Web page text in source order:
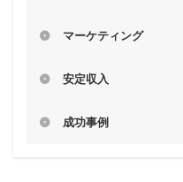
マーケティング
安定収入
成功事例